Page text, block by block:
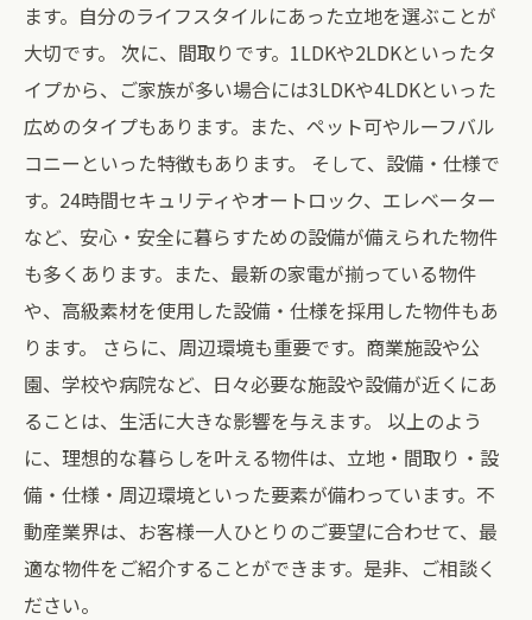
ます。自分のライフスタイルにあった立地を選ぶことが
大切です。 次に、間取りです。1LDKや2LDKといったタ
イプから、ご家族が多い場合には3LDKや4LDKといった
広めのタイプもあります。また、ペット可やルーフバル
コニーといった特徴もあります。 そして、設備・仕様で
す。24時間セキュリティやオートロック、エレベーター
など、安心・安全に暮らすための設備が備えられた物件
も多くあります。また、最新の家電が揃っている物件
や、高級素材を使用した設備・仕様を採用した物件もあ
ります。 さらに、周辺環境も重要です。商業施設や公
園、学校や病院など、日々必要な施設や設備が近くにあ
ることは、生活に大きな影響を与えます。 以上のよう
に、理想的な暮らしを叶える物件は、立地・間取り・設
備・仕様・周辺環境といった要素が備わっています。不
動産業界は、お客様一人ひとりのご要望に合わせて、最
適な物件をご紹介することができます。是非、ご相談く
ださい。